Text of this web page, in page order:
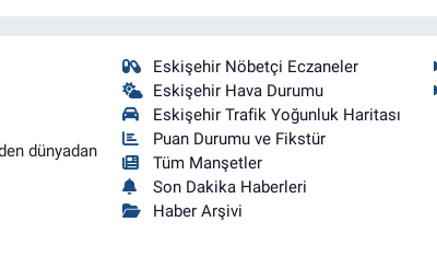
dünyadan
Eskişehir Nöbetçi Eczaneler
Eskişehir Hava Durumu
Eskişehir Trafik Yoğunluk Haritası
Puan Durumu ve Fikstür
Tüm Manşetler
Son Dakika Haberleri
Haber Arşivi